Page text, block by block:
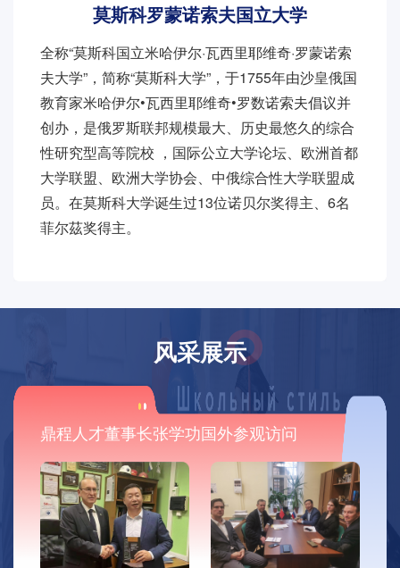
莫斯科罗蒙诺索夫国立大学
全称“莫斯科国立米哈伊尔·瓦西里耶维奇·罗蒙诺索
夫大学”，简称“莫斯科大学”，于1755年由沙皇俄国
教育家米哈伊尔•瓦西里耶维奇•罗数诺索夫倡议并
创办，是俄罗斯联邦规模最大、历史最悠久的综合
性研究型高等院校 ，国际公立大学论坛、欧洲首都
大学联盟、欧洲大学协会、中俄综合性大学联盟成
员。在莫斯科大学诞生过13位诺贝尔奖得主、6名
菲尔茲奖得主。
风采展示
鼎程人才董事长张学功国外参观访问